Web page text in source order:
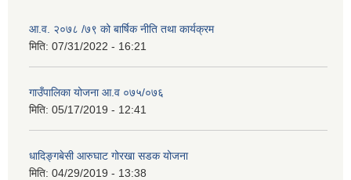
आ.व. २०७८ /७९ को बार्षिक नीति तथा कार्यक्रम
मिति: 07/31/2022 - 16:21
गाउँपालिका योजना आ.व ०७५/०७६
मिति: 05/17/2019 - 12:41
धादिङ्गबेसी आरुघाट गोरखा सडक योजना
मिति: 04/29/2019 - 13:38